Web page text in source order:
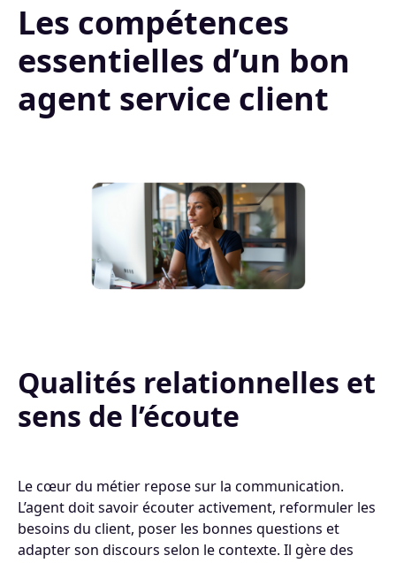
Les compétences
essentielles d’un bon
agent service client
Qualités relationnelles et
sens de l’écoute
Le cœur du métier repose sur la communication.
L’agent doit savoir écouter activement, reformuler les
besoins du client, poser les bonnes questions et
adapter son discours selon le contexte. Il gère des